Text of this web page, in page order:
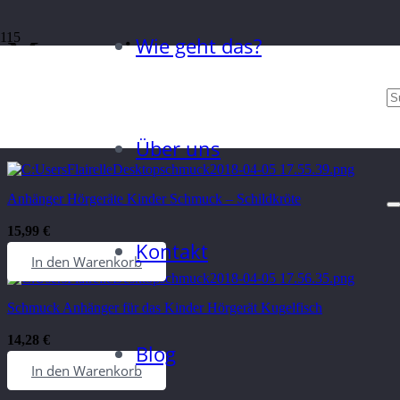
Wie geht das?
Über uns
Kontakt
Blog
Meerestiere
Unsere Meerestier-Anhänger bringen ein kleines Stück
Die Anhänger sind leicht und speziell für Kinder entwickelt. Perfekt
Anhänger Hörgeräte Kinder Schmuck – Schildkröte
15,99 €
In den Warenkorb
Schmuck Anhänger für das Kinder Hörgerät Kugelfisch
14,28 €
In den Warenkorb
KONTAKT